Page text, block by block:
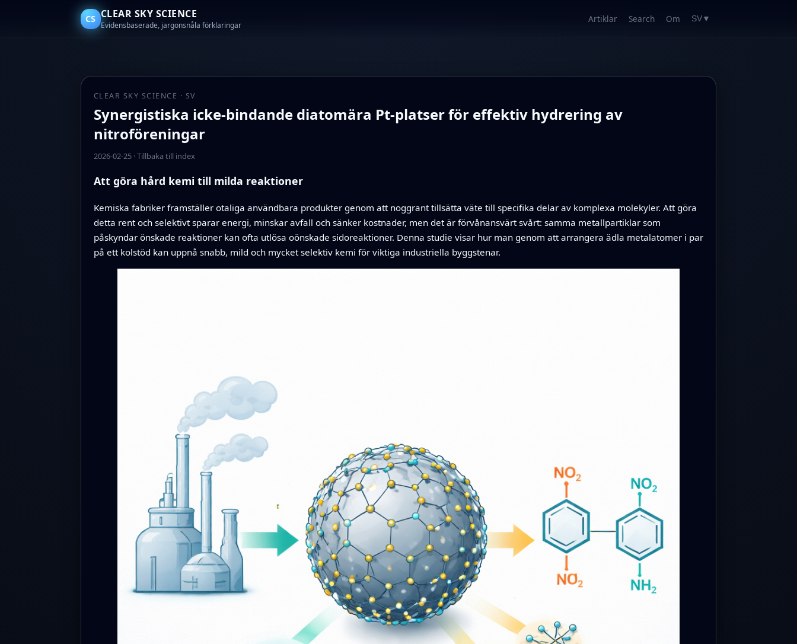
CS CLEAR SKY SCIENCE
Evidensbaserade, jargonsnåla förklaringar
Artiklar Search Om SV ▼
CLEAR SKY SCIENCE · SV
Synergistiska icke-bindande diatomära Pt‑platser för effektiv hydrering av
nitroföreningar
2026-02-25·Tillbaka till index
Att göra hård kemi till milda reaktioner
Kemiska fabriker framställer otaliga användbara produkter genom att noggrant tillsätta väte till specifika delar av komplexa molekyler. Att göra
detta rent och selektivt sparar energi, minskar avfall och sänker kostnader, men det är förvånansvärt svårt: samma metallpartiklar som
påskyndar önskade reaktioner kan ofta utlösa oönskade sidoreaktioner. Denna studie visar hur man genom att arrangera ädla metalatomer i par
på ett kolstöd kan uppnå snabb, mild och mycket selektiv kemi för viktiga industriella byggstenar.